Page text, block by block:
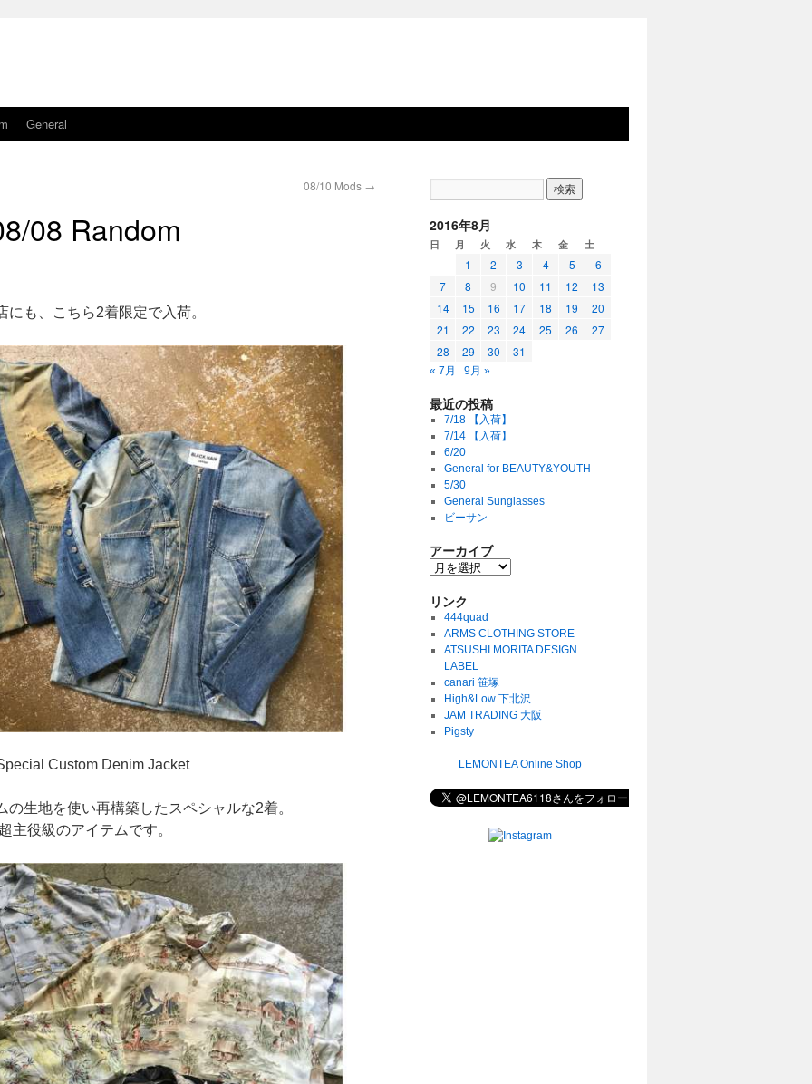
General
08/10 Mods →
08 Random
にも、こちら2着限定で入荷。
Custom Denim Jacket
の生地を使い再構築したスペシャルな2着。
主役級のアイテムです。
2016年8月
日 月 火 水 木 金 土
1 2 3 4 5
6
7
8 9 10 11 12
13
14
15 16 17 18 19
20
21
22 23 24 25 26
27
28
29 30 31
« 7月 9月 »
最近の投稿
7/18 【入荷】
7/14 【入荷】
6/20
General for BEAUTY&YOUTH
5/30
General Sunglasses
ビーサン
アーカイブ
リンク
444quad
ARMS CLOTHING STORE
ATSUSHI MORITA DESIGN
LABEL
canari 笹塚
High&Low 下北沢
JAM TRADING 大阪
Pigsty
LEMONTEA Online Shop